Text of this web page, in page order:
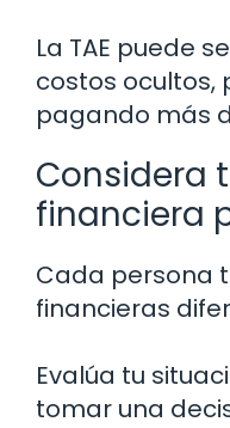
La TAE puede
costos
pagando más
Considera
financiera
Cada persona
financieras
Evalúa tu
tomar una